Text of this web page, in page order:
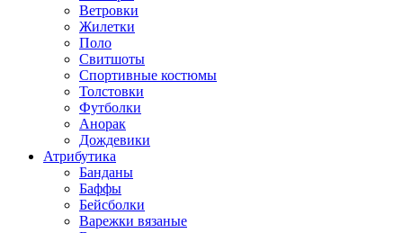
Ветровки
Жилетки
Поло
Свитшоты
Спортивные костюмы
Толстовки
Футболки
Анорак
Дождевики
Атрибутика
Банданы
Баффы
Бейсболки
Варежки вязаные